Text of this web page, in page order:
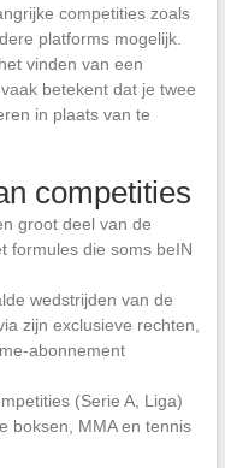
competities zoals
platforms mogelijk.
vinden van een
betekent dat je twee
in plaats van te
competities
groot deel van de
formules die soms beIN
wedstrijden van de
zijn exclusieve rechten,
abonnement
(Serie A, Liga)
boksen, MMA en tennis